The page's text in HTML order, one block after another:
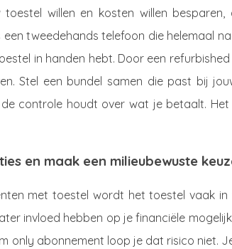
willen en kosten willen
tweedehands telefoon die helemaal
in handen hebt. Door een
Stel een bundel samen die past bij
controle houdt over wat je betaalt.
en maak een milieubewuste
met toestel wordt het toestel vaak
invloed hebben op je financiële
only abonnement loop je dat risico niet.